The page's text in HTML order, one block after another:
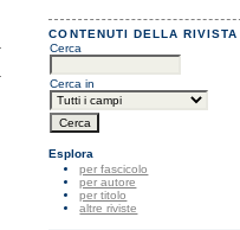
CONTENUTI DELLA RIVISTA
Cerca
Cerca in
Esplora
per fascicolo
per autore
per titolo
altre riviste